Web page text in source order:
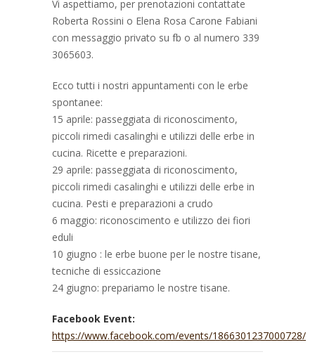
Vi aspettiamo, per prenotazioni contattate
Roberta Rossini o Elena Rosa Carone Fabiani
con messaggio privato su fb o al numero 339
3065603.
Ecco tutti i nostri appuntamenti con le erbe
spontanee:
15 aprile: passeggiata di riconoscimento,
piccoli rimedi casalinghi e utilizzi delle erbe in
cucina. Ricette e preparazioni.
29 aprile: passeggiata di riconoscimento,
piccoli rimedi casalinghi e utilizzi delle erbe in
cucina. Pesti e preparazioni a crudo
6 maggio: riconoscimento e utilizzo dei fiori
eduli
10 giugno : le erbe buone per le nostre tisane,
tecniche di essiccazione
24 giugno: prepariamo le nostre tisane.
Facebook Event:
https://www.facebook.com/events/1866301237000728/